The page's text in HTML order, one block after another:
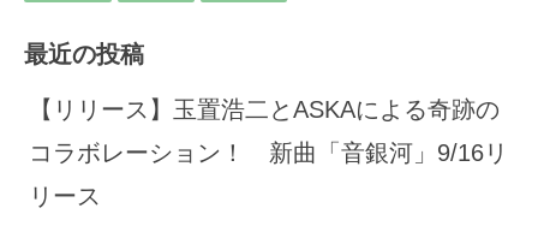
最近の投稿
【リリース】玉置浩二とASKAによる奇跡の
コラボレーション！ 新曲「音銀河」9/16リ
リース